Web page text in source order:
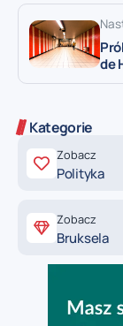
de
Kategorie
Zobacz
Polityka
Zobacz
Bruksela